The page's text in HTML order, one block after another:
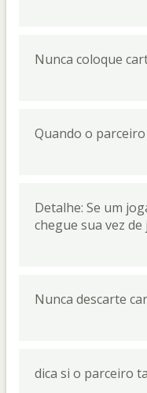
Nunca coloque
Quando o
Detalhe: Se um
chegue sua vez
Nunca descarte
dica si o parceiro